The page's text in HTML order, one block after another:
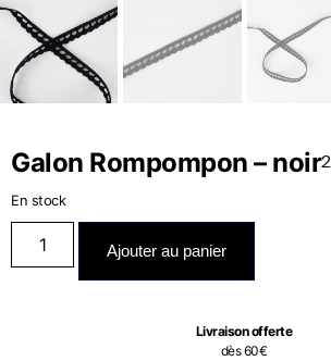
Galon Rompompon – noir
En stock
Ajouter au panier
Livraison offerte
dès 60€